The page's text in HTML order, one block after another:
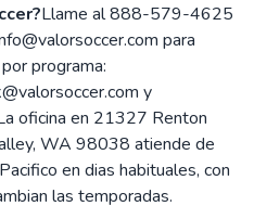
Llame al 888-579-4625
para
programa:
y
oficina en 21327 Renton
WA 98038 atiende de
en dias habituales, con
las temporadas.